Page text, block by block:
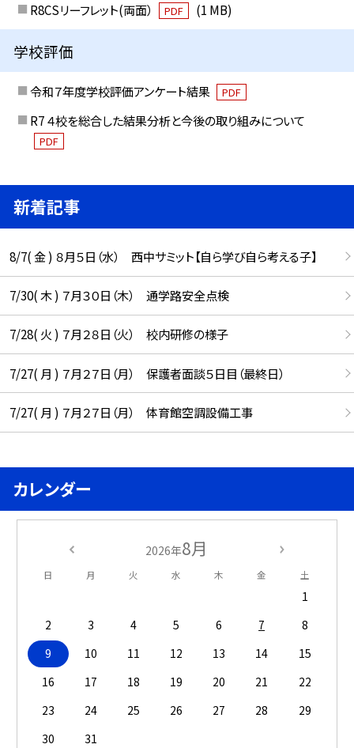
R8CSリーフレット(両面）
PDF (1 MB)
学校評価
令和７年度学校評価アンケート結果 PDF
R7 ４校を総合した結果分析と今後の取り組みについて
PDF
新着記事
8/7( 金 ) ８月５日（水） 西中サミット【自ら学び自ら考える子】
7/30( 木 ) ７月３０日（木） 通学路安全点検
7/28( 火 ) ７月２８日（火） 校内研修の様子
7/27( 月 ) ７月２７日（月） 保護者面談５日目（最終日）
7/27( 月 ) ７月２７日（月） 体育館空調設備工事
カレンダー
2026年8月
日 月 火 水 木 金 土
1
2
3 4 5 6 7
8
9
10 11 12 13 14
15
16
17 18 19 20 21
22
23
24 25 26 27 28
29
30
31